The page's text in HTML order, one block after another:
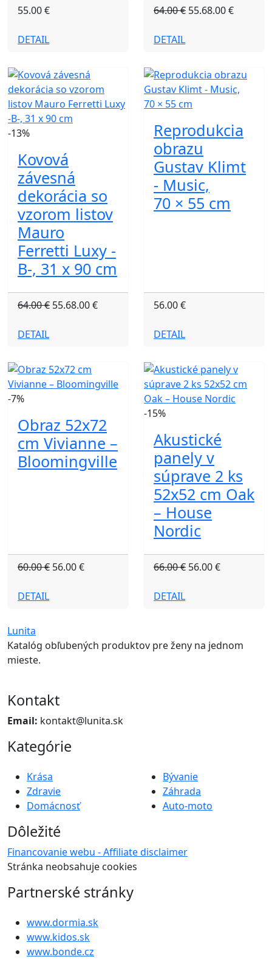
55.00 €
DETAIL
64.00 € 55.68.00 €
DETAIL
-13%
Kovová
závesná
dekorácia so
vzorom listov
Mauro
Ferretti Luxy -
B-, 31 x 90 cm
64.00 € 55.68.00 €
DETAIL
Reprodukcia
obrazu
Gustav Klimt
- Music,
70 × 55 cm
56.00 €
DETAIL
-7%
Obraz 52x72
cm Vivianne –
Bloomingville
60.00 € 56.00 €
DETAIL
-15%
Akustické
panely v
súprave 2 ks
52x52 cm Oak
– House
Nordic
66.00 € 56.00 €
DETAIL
Lunita
Katalóg obľubených produktov pre ženy na jednom
mieste.
Kontakt
Email: kontakt@lunita.sk
Kategórie
Krása
Zdravie
Domácnosť
Bývanie
Záhrada
Auto-moto
Dôležité
Financovanie webu - Affiliate disclaimer
Stránka neobsahuje cookies
Partnerské stránky
www.dormia.sk
www.kidos.sk
www.bonde.cz